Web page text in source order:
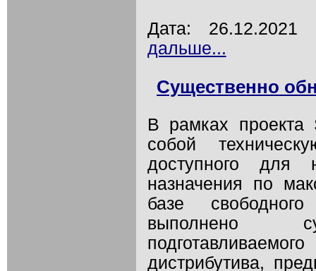
Дата:
дальше...
Существенно
В рамках проекта
собой
доступного для
назначения по
базе
выполнено
дистрибутива,